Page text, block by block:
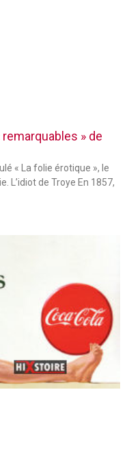
» de
« La folie érotique », le
L’idiot de Troye En 1857,